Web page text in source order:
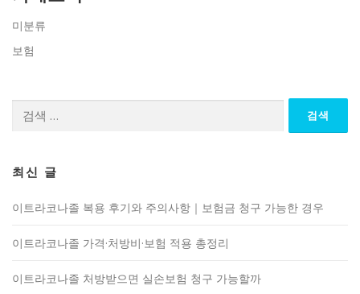
미분류
보험
최신 글
이트라코나졸 복용 후기와 주의사항｜보험금 청구 가능한 경우
이트라코나졸 가격·처방비·보험 적용 총정리
이트라코나졸 처방받으면 실손보험 청구 가능할까